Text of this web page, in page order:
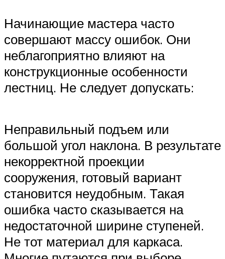
Начинающие мастера часто
совершают массу ошибок. Они
неблагоприятно влияют на
конструкционные особенности
лестниц. Не следует допускать:
Неправильный подъем или
большой угол наклона. В результате
некорректной проекции
сооружения, готовый вариант
становится неудобным. Такая
ошибка часто сказывается на
недостаточной ширине ступеней.
Не тот материал для каркаса.